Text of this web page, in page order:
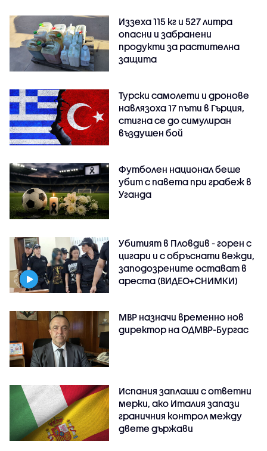
Иззеха 115 кг и 527 литра
опасни и забранени
продукти за растителна
защита
Турски самолети и дронове
навлязоха 17 пъти в Гърция,
стигна се до симулиран
въздушен бой
Футболен национал беше
убит с павета при грабеж в
Уганда
Убитият в Пловдив - горен с
цигари и с обръснати вежди,
заподозрените остават в
ареста (ВИДЕО+СНИМКИ)
МВР назначи временно нов
директор на ОДМВР-Бургас
Испания заплаши с ответни
мерки, ако Италия запази
граничния контрол между
двете държави